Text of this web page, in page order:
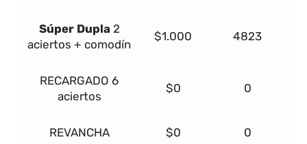
Súper Dupla 2
aciertos + comodín
$1.000 4823
RECARGADO 6
aciertos
$0 0
REVANCHA $0 0